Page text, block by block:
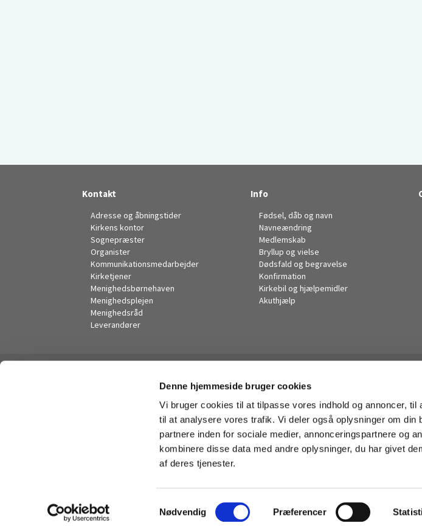
Denne hjemmeside bruger cookies
Vi bruger cookies til at tilpasse vores indhold og annoncer,
til at analysere vores trafik. Vi deler også oplysninger om din
partnere inden for sociale medier, annonceringspartnere og
kombinere disse data med andre oplysninger, du har givet
af deres tjenester.
a
Nødvendig Præferencer
Kontakt
Adresse og åbningstider
Kirkens kontor
Sognepræster
Organister
Kommunikationsmedarbejder
Kirketjener
Menighedsbørnehaven
Menighedsplejen
Menighedsråd
Leverandører
Info
Fødsel, dåb og navn
Navneændring
Medlemskab
Bryllup og vielse
Dødsfald og begravelse
Konfirmation
Kirkebil og hjælpemidler
Akuthjælp
